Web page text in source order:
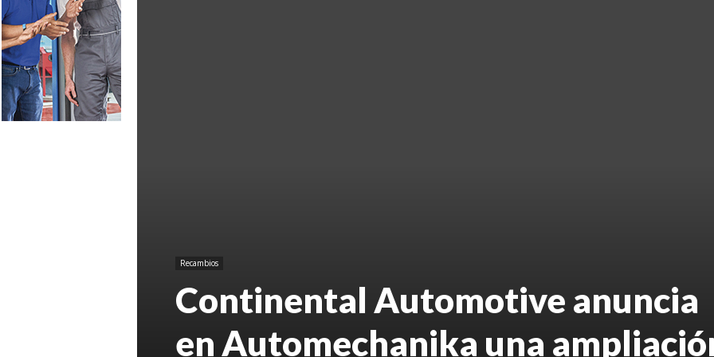
Recambios
Continental Automotive anuncia
en Automechanika una